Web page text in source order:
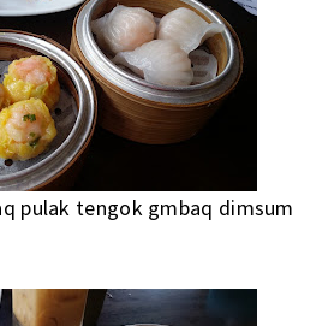
pulak tengok gmbaq dimsum